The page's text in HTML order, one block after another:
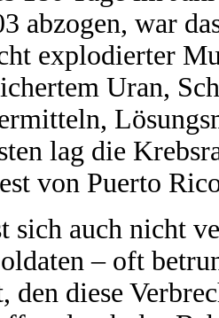
abzogen, war
explodierter
Uran,
lag die
von Puerto
sich auch nicht
– oft
den diese